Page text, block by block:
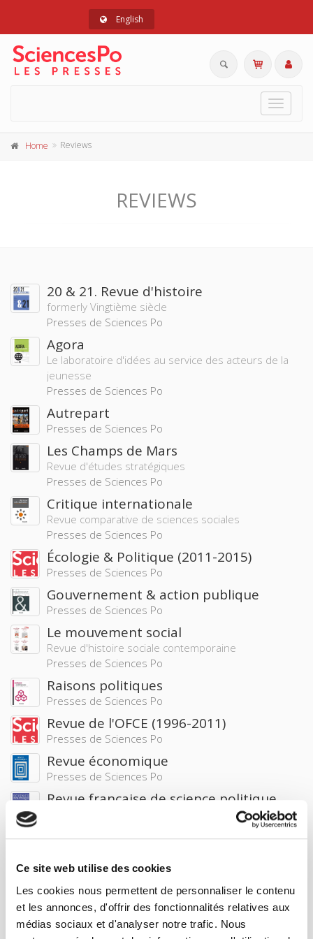
Ce site web utilise des cookies
Les cookies nous permettent de personnaliser le contenu
et les annonces, d'offrir des fonctionnalités relatives aux
médias sociaux et d'analyser notre trafic. Nous
English
Toggle
Home Reviews
REVIEWS
20 & 21. Revue d'histoire
formerly Vingtième siècle
Presses de Sciences Po
Agora
Le laboratoire d'idées au service des acteurs de la
jeunesse
Presses de Sciences Po
Autrepart
Presses de Sciences Po
Les Champs de Mars
Revue d'études stratégiques
Presses de Sciences Po
Critique internationale
Revue comparative de sciences sociales
Presses de Sciences Po
Écologie & Politique (2011-2015)
Presses de Sciences Po
Gouvernement & action publique
Presses de Sciences Po
Le mouvement social
Revue d'histoire sociale contemporaine
Presses de Sciences Po
Raisons politiques
Presses de Sciences Po
Revue de l'OFCE (1996-2011)
Presses de Sciences Po
Revue économique
Presses de Sciences Po
Revue française de science politique
Presses de Sciences Po
Revue Mots (1996-1999)
Presses de Sciences Po
Sociétés contemporaines